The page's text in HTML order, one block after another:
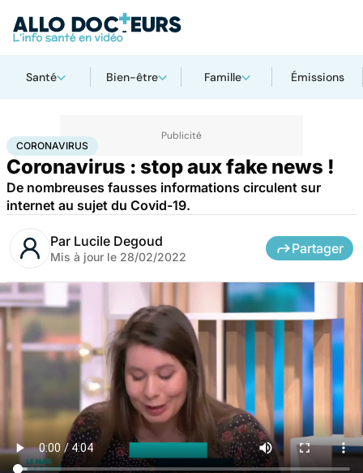
Santé Bien-être Famille Émissions
AccueilSantéMaladies Coronavirus
CORONAVIRUS
Coronavirus : stop aux fake news !
De nombreuses fausses informations circulent sur
internet au sujet du Covid-19.
Par Lucile Degoud
Mis à jour le 28/02/2022
Partager